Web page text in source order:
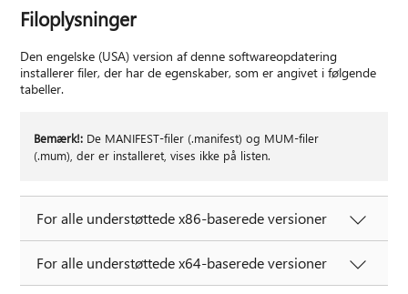
Filoplysninger
Den engelske (USA) version af denne softwareopdatering
installerer filer, der har de egenskaber, som er angivet i følgende
tabeller.
Bemærk!: De MANIFEST-filer (.manifest) og MUM-filer
(.mum), der er installeret, vises ikke på listen.
For alle understøttede x86-baserede versioner
For alle understøttede x64-baserede versioner